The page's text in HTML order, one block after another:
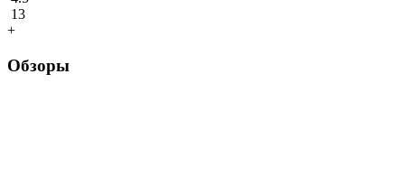
13
+
Обзоры